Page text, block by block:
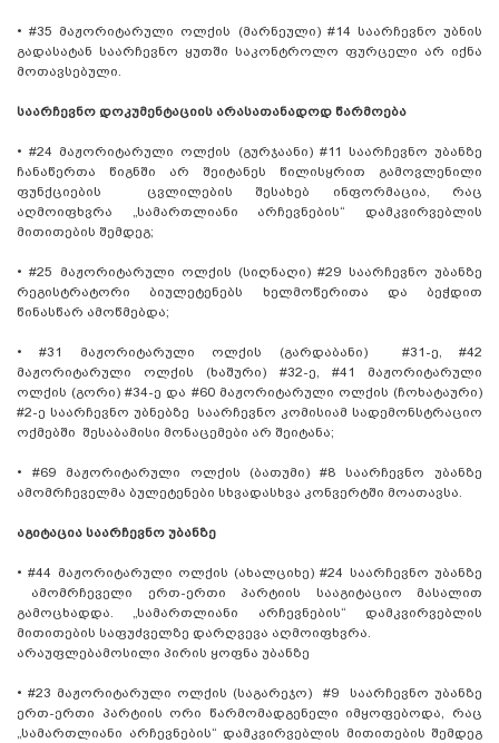
• #35 მაჟორიტარული ოლქის (მარნეული) #14 საარჩევნო უბნის
გადასატან საარჩევნო ყუთში საკონტროლო ფურცელი არ იქნა
მოთავსებული.
საარჩევნო დოკუმენტაციის არასათანადოდ წარმოება
• #24 მაჟორიტარული ოლქის (გურჯაანი) #11 საარჩევნო უბანზე
ჩანაწერთა წიგნში არ შეიტანეს წილისყრით გამოვლენილი
ფუნქციების ცვლილების შესახებ ინფორმაცია, რაც
აღმოიფხვრა „სამართლიანი არჩევნების“ დამკვირვებლის
მითითების შემდეგ;
• #25 მაჟორიტარული ოლქის (სიღნაღი) #29 საარჩევნო უბანზე
რეგისტრატორი ბიულეტენებს ხელმოწერითა და ბეჭდით
წინასწარ ამოწმებდა;
•
#31 მაჟორიტარული ოლქის (გარდაბანი) #31-ე, #42
მაჟორიტარული ოლქის (ხაშური) #32-ე, #41 მაჟორიტარული
ოლქის (გორი) #34-ე და #60 მაჟორიტარული ოლქის (ჩოხატაური)
#2-ე საარჩევნო უბნებზე საარჩევნო კომისიამ სადემონსტრაციო
ოქმებში შესაბამისი მონაცემები არ შეიტანა;
•
#69 მაჟორიტარული ოლქის (ბათუმი) #8 საარჩევნო უბანზე
ამომრჩეველმა ბულეტენები სხვადასხვა კონვერტში მოათავსა.
აგიტაცია საარჩევნო უბანზე
• #44 მაჟორიტარული ოლქის (ახალციხე) #24 საარჩევნო უბანზე
ამომრჩეველი ერთ-ერთი პარტიის სააგიტაციო მასალით
გამოცხადდა. „სამართლიანი არჩევნების“ დამკვირვებლის
მითითების საფუძველზე დარღვევა აღმოიფხვრა.
არაუფლებამოსილი პირის ყოფნა უბანზე
• #23 მაჟორიტარული ოლქის (საგარეჯო) #9 საარჩევნო უბანზე
ერთ-ერთი პარტიის ორი წარმომადგენელი იმყოფებოდა, რაც
„სამართლიანი არჩევნების“ დამკვირვებლის მითითების შემდეგ